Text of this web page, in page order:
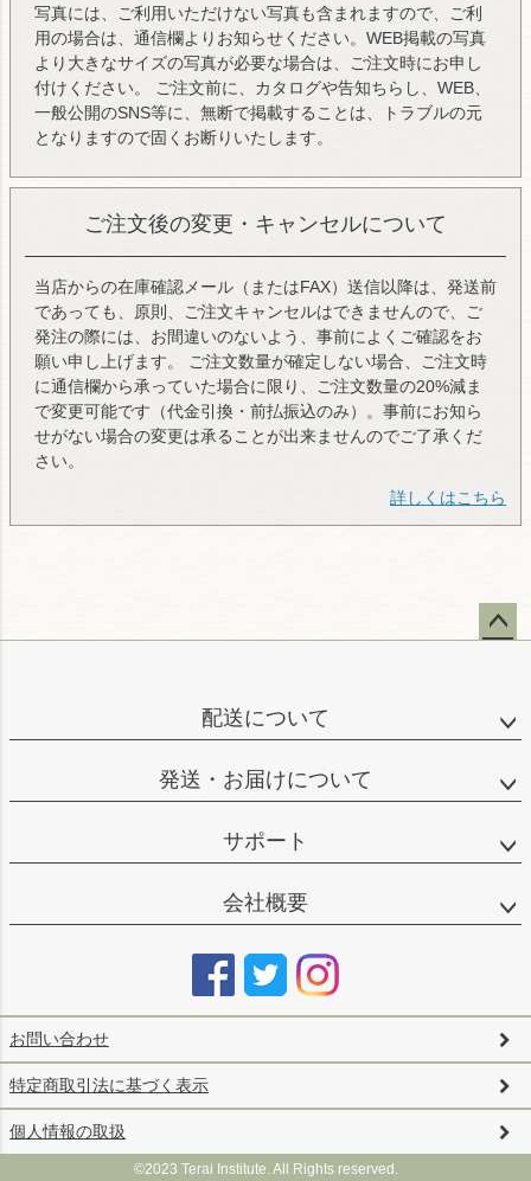
写真には、ご利用いただけない写真も含まれますので、ご利
用の場合は、通信欄よりお知らせください。WEB掲載の写真
より大きなサイズの写真が必要な場合は、ご注文時にお申し
付けください。 ご注文前に、カタログや告知ちらし、WEB、
一般公開のSNS等に、無断で掲載することは、トラブルの元
となりますので固くお断りいたします。
ご注文後の変更・キャンセルについて
当店からの在庫確認メール（またはFAX）送信以降は、発送前
であっても、原則、ご注文キャンセルはできませんので、ご
発注の際には、お間違いのないよう、事前によくご確認をお
願い申し上げます。 ご注文数量が確定しない場合、ご注文時
に通信欄から承っていた場合に限り、ご注文数量の20%減ま
で変更可能です（代金引換・前払振込のみ）。事前にお知ら
せがない場合の変更は承ることが出来ませんのでご了承くだ
さい。
詳しくはこちら
配送について
発送・お届けについて
サポート
会社概要
お問い合わせ
特定商取引法に基づく表示
個人情報の取扱
©2023 Terai Institute. All Rights reserved.